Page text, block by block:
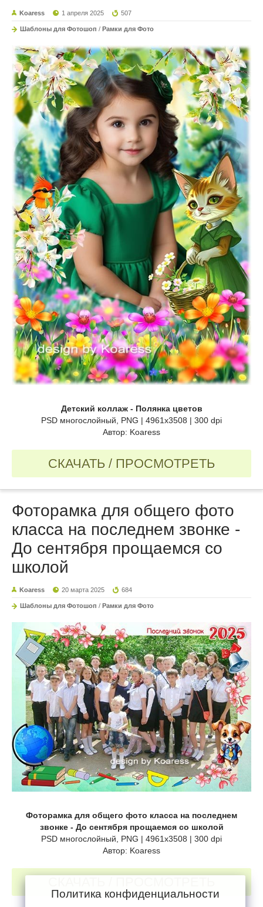
Koaress 1 апреля 2025 507
Шаблоны для Фотошоп / Рамки для Фото
Детский коллаж - Полянка цветов
PSD многослойный, PNG | 4961x3508 | 300 dpi
Автор: Koaress
СКАЧАТЬ / ПРОСМОТРЕТЬ
Фоторамка для общего фото
класса на последнем звонке -
До сентября прощаемся со
школой
Koaress 20 марта 2025 684
Шаблоны для Фотошоп / Рамки для Фото
Фоторамка для общего фото класса на последнем
звонке - До сентября прощаемся со школой
PSD многослойный, PNG | 4961x3508 | 300 dpi
Автор: Koaress
Политика конфиденциальности